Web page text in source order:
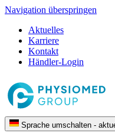
Navigation überspringen
Aktuelles
Karriere
Kontakt
Händler-Login
Sprache umschalten -